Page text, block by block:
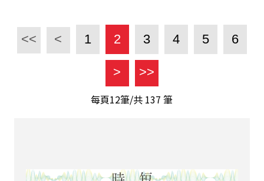
<< < 1 2 3 4 5 6
> >>
每頁12筆/共 137 筆